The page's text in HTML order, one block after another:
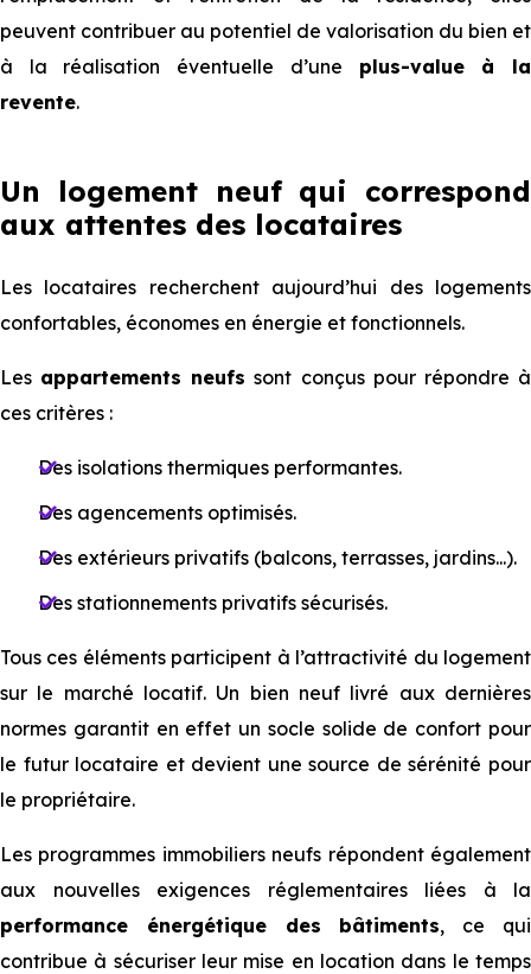
peuvent contribuer au potentiel de valorisation du bien et
à la réalisation éventuelle d’une plus-value à la
revente.
Un logement neuf qui correspond
aux attentes des locataires
Les locataires recherchent aujourd’hui des logements
confortables, économes en énergie et fonctionnels.
Les appartements neufs sont conçus pour répondre à
ces critères :
Des isolations thermiques performantes.
Des agencements optimisés.
Des extérieurs privatifs (balcons, terrasses, jardins...).
Des stationnements privatifs sécurisés.
Tous ces éléments participent à l’attractivité du logement
sur le marché locatif. Un bien neuf livré aux dernières
normes garantit en effet un socle solide de confort pour
le futur locataire et devient une source de sérénité pour
le propriétaire.
Les programmes immobiliers neufs répondent également
aux nouvelles exigences réglementaires liées à la
performance énergétique des bâtiments, ce qui
contribue à sécuriser leur mise en location dans le temps